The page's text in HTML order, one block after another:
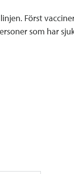
Först
som har